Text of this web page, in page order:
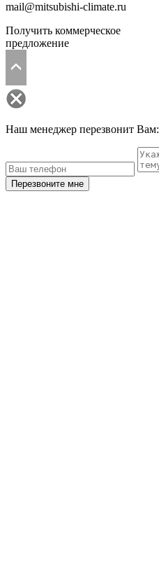
mail@mitsubishi-climate.ru
Получить коммерческое
предложение
Наш менеджер перезвонит Вам:
Перезвоните мне